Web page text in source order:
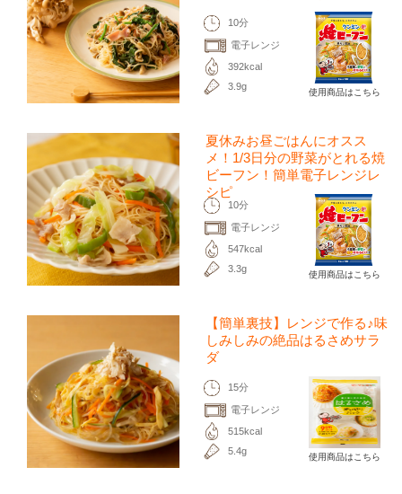
10分
電子レンジ
392kcal
3.9g
使用商品はこちら
夏休みお昼ごはんにオスス
メ！1/3日分の野菜がとれる焼
ビーフン！簡単電子レンジレ
シピ
10分
電子レンジ
547kcal
3.3g
使用商品はこちら
【簡単裏技】レンジで作る♪味
しみしみの絶品はるさめサラ
ダ
15分
電子レンジ
515kcal
5.4g
使用商品はこちら